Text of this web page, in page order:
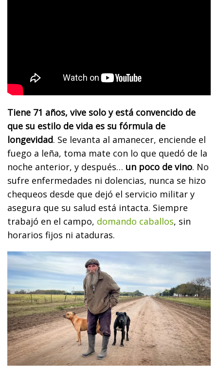
Tiene 71 años, vive solo y está convencido de
que su estilo de vida es su fórmula de
longevidad. Se levanta al amanecer, enciende el
fuego a leña, toma mate con lo que quedó de la
noche anterior, y después… un poco de vino. No
sufre enfermedades ni dolencias, nunca se hizo
chequeos desde que dejó el servicio militar y
asegura que su salud está intacta. Siempre
trabajó en el campo, domando caballos, sin
horarios fijos ni ataduras.